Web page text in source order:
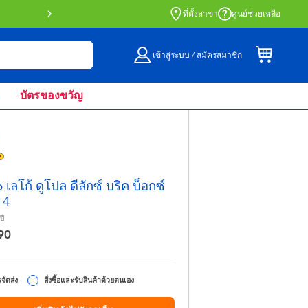
สั่งซื้อออนไลน์และรับที่หน้าร้านด้วย Click
ที่ตั้งสาขา ศูนย์ช่วยเหลือ
เข้าสู่ระบบ / สมัครสมาชิก
บัตรของขวัญ
เลโก้ ดูโปล ดีลักซ์ บริค บ็อกซ์
ปี
ดส่ง สั่งซื้อและรับสินค้าด้วยตนเอง